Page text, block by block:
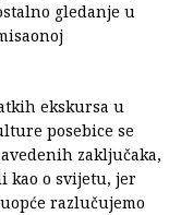
gledanje u
ekskursa u
posebice se
zaključaka,
kao o svijetu, jer
razlučujemo